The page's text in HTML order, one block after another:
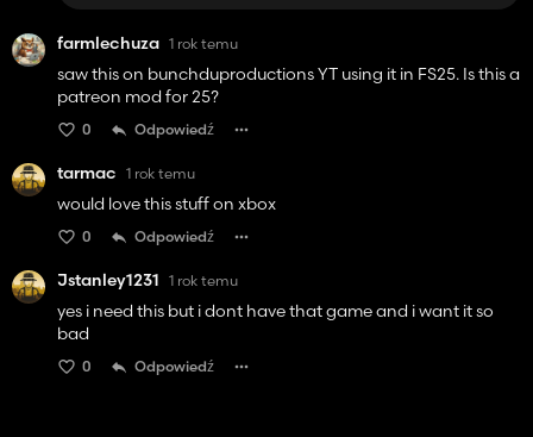
farmlechuza 1 rok temu
saw this on bunchduproductions YT using it in FS25. Is this a
patreon mod for 25?
0 Odpowiedź
tarmac 1 rok temu
would love this stuff on xbox
0 Odpowiedź
Jstanley1231 1 rok temu
yes i need this but i dont have that game and i want it so
bad
0 Odpowiedź